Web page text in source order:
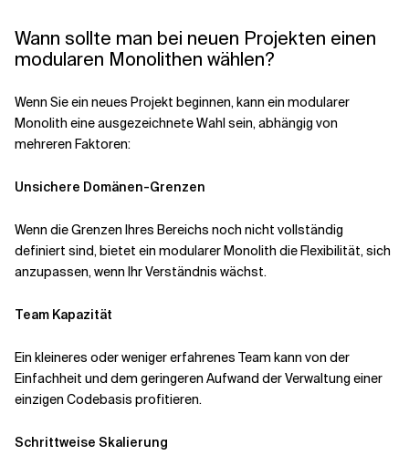
Wann sollte man bei neuen Projekten einen
modularen Monolithen wählen?
Wenn Sie ein neues Projekt beginnen, kann ein modularer
Monolith eine ausgezeichnete Wahl sein, abhängig von
mehreren Faktoren:
Unsichere Domänen-Grenzen
Wenn die Grenzen Ihres Bereichs noch nicht vollständig
definiert sind, bietet ein modularer Monolith die Flexibilität, sich
anzupassen, wenn Ihr Verständnis wächst.
Team Kapazität
Ein kleineres oder weniger erfahrenes Team kann von der
Einfachheit und dem geringeren Aufwand der Verwaltung einer
einzigen Codebasis profitieren.
Schrittweise Skalierung